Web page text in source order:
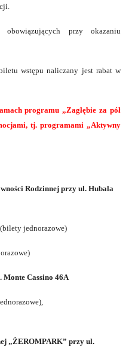
przy okazaniu
wstępu naliczany jest rabat w
programu „Zagłębie za pół
tj. programami „Aktywny
Rodzinnej przy ul. Hubala
jednorazowe)
Cassino 46A
„ŻEROMPARK” przy ul.